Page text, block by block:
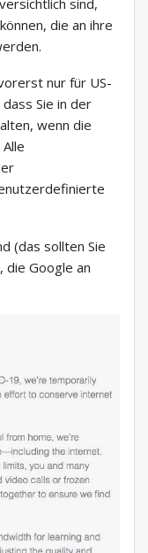
sind,
die an ihre
nur für US-
Sie in der
wenn die
(das sollten Sie
die Google an